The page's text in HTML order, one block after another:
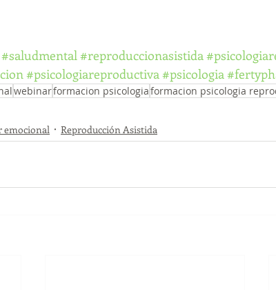
#saludmental#reproduccionasistida
#psicologiareproductiva#psicologia
webinarformacion psicologiaformacion psicologia
emocional Reproducción Asistida